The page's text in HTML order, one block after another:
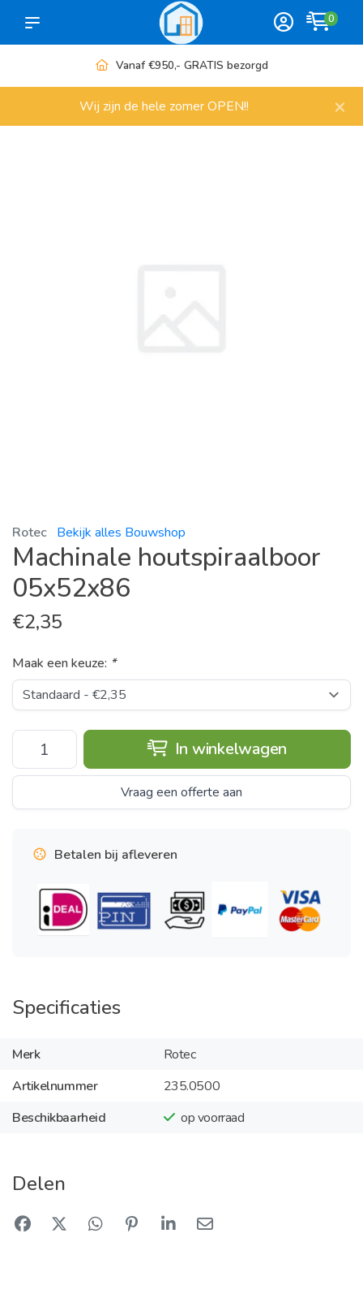
0
Vanaf €950,- GRATIS bezorgd
Wij zijn de hele zomer OPEN!! ×
Rotec Bekijk alles Bouwshop
Machinale houtspiraalboor
05x52x86
€2,35
Maak een keuze: *
In winkelwagen
Vraag een offerte aan
Betalen bij afleveren
Specificaties
Merk
Rotec
Artikelnummer
235.0500
Beschikbaarheid
op voorraad
Delen